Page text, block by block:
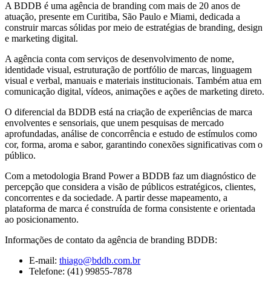
A BDDB é uma agência de branding com mais de 20 anos de
atuação, presente em Curitiba, São Paulo e Miami, dedicada a
construir marcas sólidas por meio de estratégias de branding, design
e marketing digital.
A agência conta com serviços de desenvolvimento de nome,
identidade visual, estruturação de portfólio de marcas, linguagem
visual e verbal, manuais e materiais institucionais. Também atua em
comunicação digital, vídeos, animações e ações de marketing direto.
O diferencial da BDDB está na criação de experiências de marca
envolventes e sensoriais, que unem pesquisas de mercado
aprofundadas, análise de concorrência e estudo de estímulos como
cor, forma, aroma e sabor, garantindo conexões significativas com o
público.
Com a metodologia Brand Power a BDDB faz um diagnóstico de
percepção que considera a visão de públicos estratégicos, clientes,
concorrentes e da sociedade. A partir desse mapeamento, a
plataforma de marca é construída de forma consistente e orientada
ao posicionamento.
Informações de contato da agência de branding BDDB:
E-mail: thiago@bddb.com.br
Telefone: (41) 99855-7878